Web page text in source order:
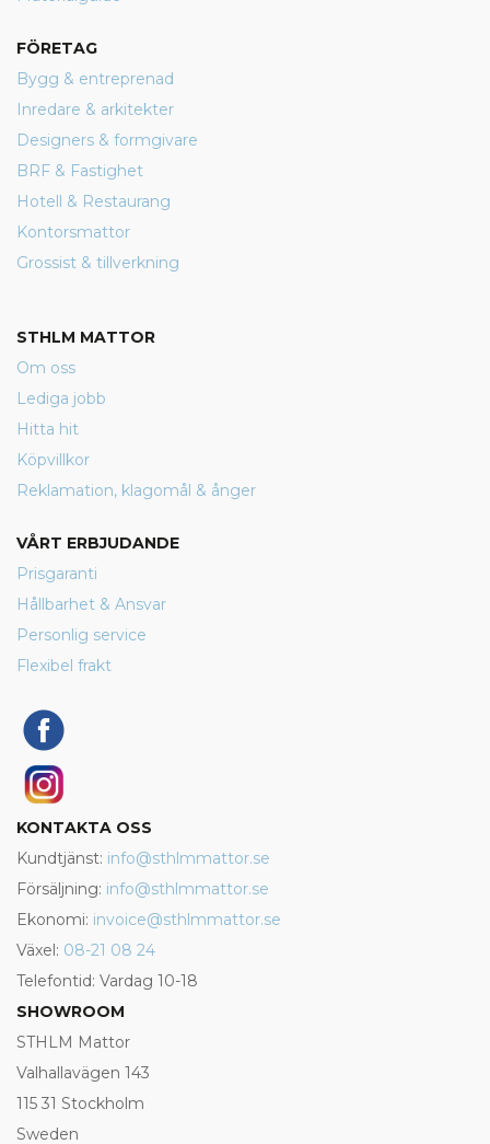
FÖRETAG
Bygg & entreprenad
Inredare & arkitekter
Designers & formgivare
BRF & Fastighet
Hotell & Restaurang
Kontorsmattor
Grossist & tillverkning
STHLM MATTOR
Om oss
Lediga jobb
Hitta hit
Köpvillkor
Reklamation, klagomål & ånger
VÅRT ERBJUDANDE
Prisgaranti
Hållbarhet & Ansvar
Personlig service
Flexibel frakt
KONTAKTA OSS
Kundtjänst: info@sthlmmattor.se
Försäljning: info@sthlmmattor.se
Ekonomi: invoice@sthlmmattor.se
Växel: 08-21 08 24
Telefontid: Vardag 10-18
SHOWROOM
STHLM Mattor
Valhallavägen 143
115 31 Stockholm
Sweden